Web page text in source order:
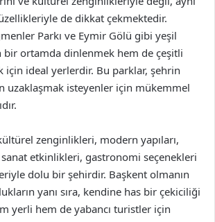
de dikkat çekmektedir.
Parkı ve Eymir Gölü gibi yeşil
bir ortamda dinlenmek hem de çeşitli
için ideal yerlerdir. Bu parklar, şehrin
uzaklaşmak isteyenler için mükemmel
zenginlikleri, modern yapıları,
etkinlikleri, gastronomi seçenekleri
dolu bir şehirdir. Başkent olmanın
yanı sıra, kendine has bir çekiciliği
yerli hem de yabancı turistler için